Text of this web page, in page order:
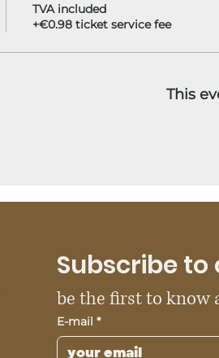
TVA included
+€0.98 ticket service fee
This
Subscribe
be the first to know
E-mail *